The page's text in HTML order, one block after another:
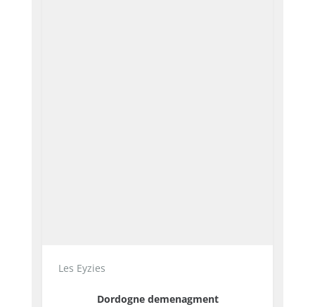
Les Eyzies
Dordogne demenagment